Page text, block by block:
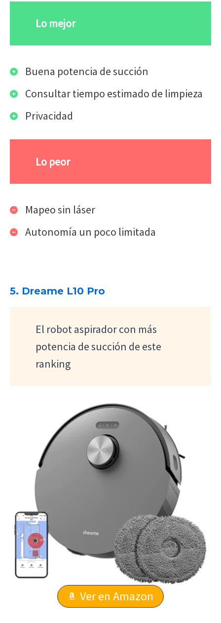
Lo mejor
Buena potencia de succión
Consultar tiempo estimado de limpieza
Privacidad
Lo peor
Mapeo sin láser
Autonomía un poco limitada
5. Dreame L10 Pro
El robot aspirador con más
potencia de succión de este
ranking
Ver en Amazon